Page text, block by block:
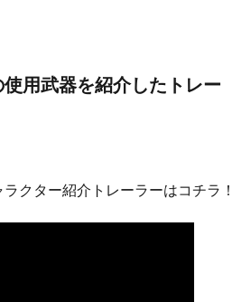
用武器を紹介したトレー
ラクター紹介トレーラーはコチラ！